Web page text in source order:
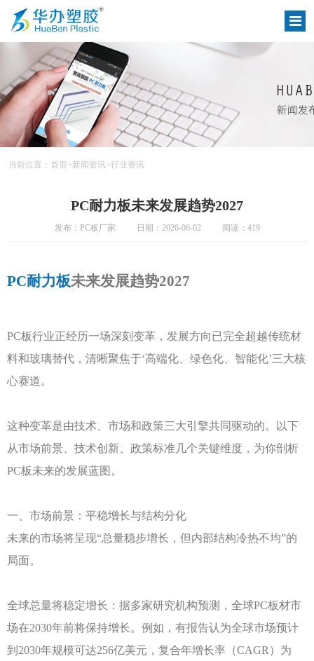
当前位置： 首页>新闻资讯>行业资讯
PC耐力板未来发展趋势2027
发布：PC板厂家 日期：2026-06-02 阅读：419
PC耐力板未来发展趋势2027
PC板行业正经历一场深刻变革，发展方向已完全超越传统材
料和玻璃替代，清晰聚焦于‘高端化、绿色化、智能化’三大核
心赛道。
这种变革是由技术、市场和政策三大引擎共同驱动的。以下
从市场前景、技术创新、政策标准几个关键维度，为你剖析
PC板未来的发展蓝图。
一、市场前景：平稳增长与结构分化
未来的市场将呈现“总量稳步增长，但内部结构冷热不均”的
局面。
全球总量将稳定增长：据多家研究机构预测，全球PC板材市
场在2030年前将保持增长。例如，有报告认为全球市场预计
到2030年规模可达256亿美元，复合年增长率（CAGR）为